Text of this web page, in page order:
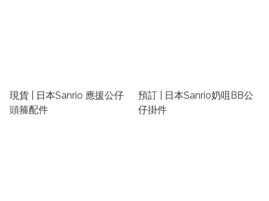
現貨 | 日本Sanrio 應援公仔
頭箍配件
預訂 | 日本Sanrio奶咀BB公
仔掛件